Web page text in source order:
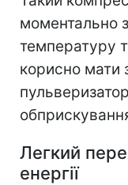
моментально
температуру
корисно мати
Легкий
енергії